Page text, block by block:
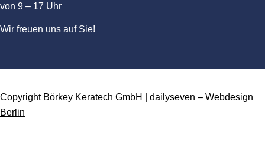
von 9 – 17 Uhr
Wir freuen uns auf Sie!
Copyright Börkey Keratech GmbH | dailyseven – Webdesign
Berlin